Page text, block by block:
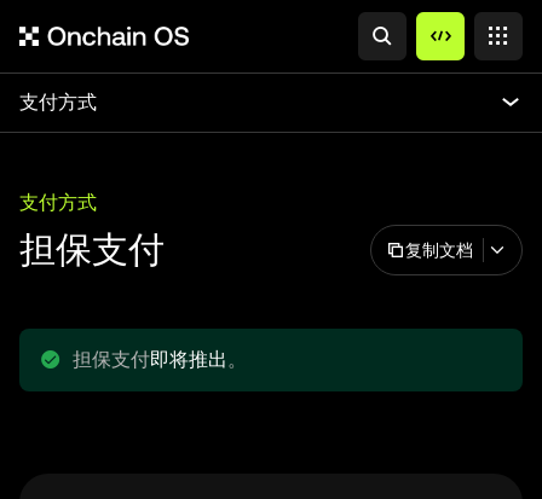
支付方式
支付方式
担保支付 复制文档
担保支付即将推出。